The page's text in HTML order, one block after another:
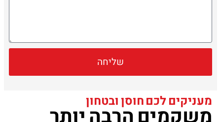
שליחה
מעניקים לכם חוסן ובטחון